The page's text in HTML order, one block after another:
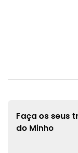
Faça os seus
do Minho